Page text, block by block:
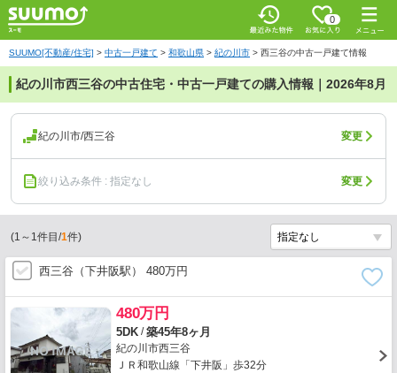
0
SUUMO[不動産/住宅] > 中古一戸建て > 和歌山県 > 紀の川市 > 西三谷の中古一戸建て情報
紀の川市西三谷の中古住宅・中古一戸建ての購入情報｜2026年8月
紀の川市/西三谷 変更
絞り込み条件 : 指定なし 変更
(1 ～ 1件目/1件)
西三谷（下井阪駅） 480万円
480万円
5DK /築45年8ヶ月
紀の川市西三谷
ＪＲ和歌山線「下井阪」歩32分